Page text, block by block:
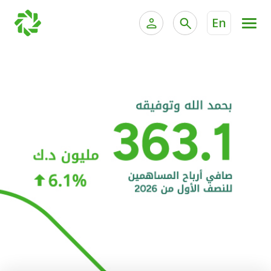
En
الخدمات المصرفية الإلكترونية للشركات
خدمة "بيتك" للتداول الإلكتروني
الحسابات المصرفية
البطاقات
"برامج العملاء"